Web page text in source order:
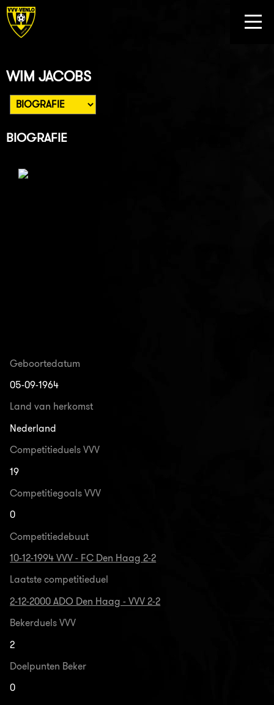
WIM JACOBS
BIOGRAFIE
Geboortedatum
05-09-1964
Land van herkomst
Nederland
Competitieduels VVV
19
Competitiegoals VVV
0
Competitiedebuut
10-12-1994 VVV - FC Den Haag 2-2
Laatste competitieduel
2-12-2000 ADO Den Haag - VVV 2-2
Bekerduels VVV
2
Doelpunten Beker
0